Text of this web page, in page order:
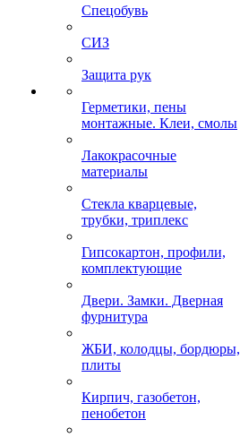
Спецобувь
СИЗ
Защита рук
Герметики, пены
монтажные. Клеи, смолы
Лакокрасочные
материалы
Стекла кварцевые,
трубки, триплекс
Гипсокартон, профили,
комплектующие
Двери. Замки. Дверная
фурнитура
ЖБИ, колодцы, бордюры,
плиты
Кирпич, газобетон,
пенобетон